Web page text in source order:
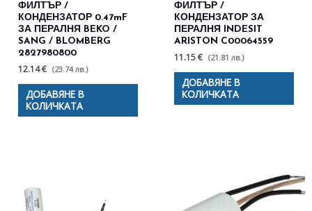
ФИЛТЪР /
КОНДЕНЗАТОР 0.47mF
ЗА ПЕРАЛНЯ BEKO /
SANG / BLOMBERG
2827980800
12.14 € (23.74 лв.)
ДОБАВЯНЕ В
КОЛИЧКАТА
ФИЛТЪР /
КОНДЕНЗАТОР ЗА
ПЕРАЛНЯ INDESIT
ARISTON C00064559
11.15 € (21.81 лв.)
ДОБАВЯНЕ В
КОЛИЧКАТА